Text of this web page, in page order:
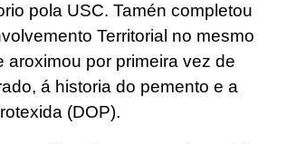
pola USC. Tamén completou
Territorial no mesmo
por primeira vez de
á historia do pemento e a
(DOP).